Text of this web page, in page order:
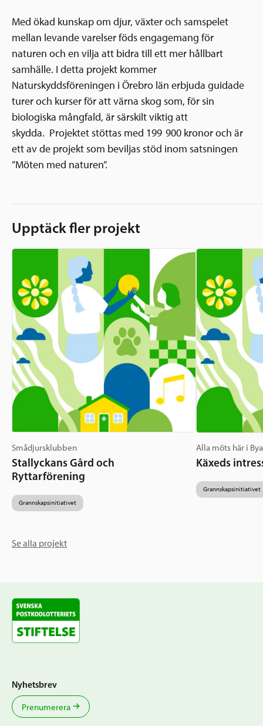
Med ökad kunskap om djur, växter och samspelet
mellan levande varelser föds engagemang för
naturen och en vilja att bidra till ett mer hållbart
samhälle. I detta projekt kommer
Naturskyddsföreningen i Örebro län erbjuda guidade
turer och kurser för att värna skog som, för sin
biologiska mångfald, är särskilt viktig att
skydda. Projektet stöttas med 199 900 kronor och är
ett av de projekt som beviljas stöd inom satsningen
”Möten med naturen”.
Upptäck fler projekt
Smådjursklubben
Stallyckans Gård och
Ryttarförening
Grannskapsinitiativet
Alla möts här i
Käxeds
Grannskapsinitiativet
Se alla projekt
Nyhetsbrev
Prenumerera